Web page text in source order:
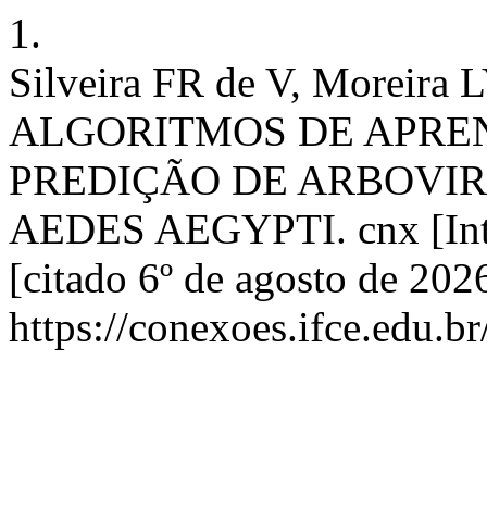
1.
Silveira FR de V,
ALGORITMOS DE
PREDIÇÃO DE
AEDES AEGYPTI. cnx
[citado 6º de agosto de
https://